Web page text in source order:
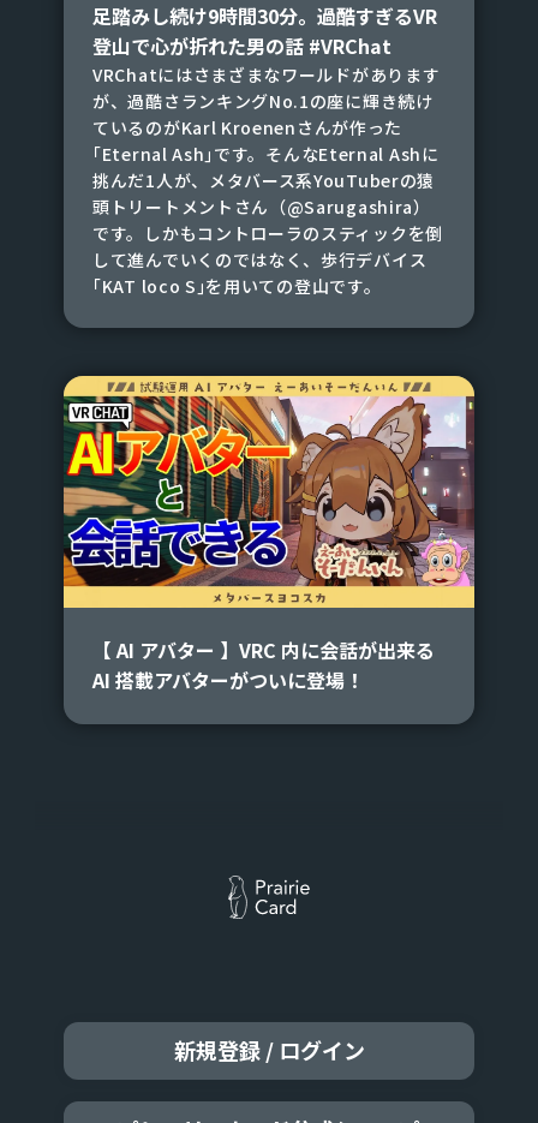
足踏みし続け9時間30分。過酷すぎるVR
登山で心が折れた男の話 #VRChat
VRChatにはさまざまなワールドがあります
が、過酷さランキングNo.1の座に輝き続け
ているのがKarl Kroenenさんが作った
｢Eternal Ash｣です。そんなEternal Ashに
挑んだ1人が、メタバース系YouTuberの猿
頭トリートメントさん（@Sarugashira）
です。しかもコントローラのスティックを倒
して進んでいくのではなく、歩行デバイス
｢KAT loco S｣を用いての登山です。
【 AI アバター 】VRC 内に会話が出来る
AI 搭載アバターがついに登場！
新規登録 / ログイン